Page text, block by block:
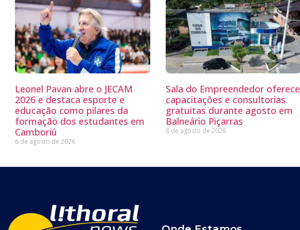
Leonel Pavan abre o JECAM
2026 e destaca esporte e
educação como pilares da
formação dos estudantes em
Camboriú
6 de agosto de 2026
Sala do Empreendedor oferece
capacitações e consultorias
gratuitas durante agosto em
Balneário Piçarras
6 de agosto de 2026